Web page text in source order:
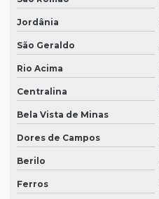
Jordânia
São Geraldo
Rio Acima
Centralina
Bela Vista de Minas
Dores de Campos
Berilo
Ferros